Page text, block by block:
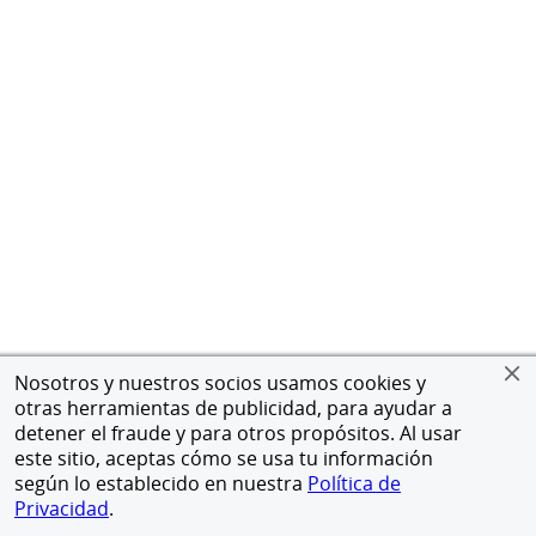
Nosotros y nuestros socios usamos cookies y
otras herramientas de publicidad, para ayudar a
detener el fraude y para otros propósitos. Al usar
este sitio, aceptas cómo se usa tu información
según lo establecido en nuestra Política de
Privacidad.